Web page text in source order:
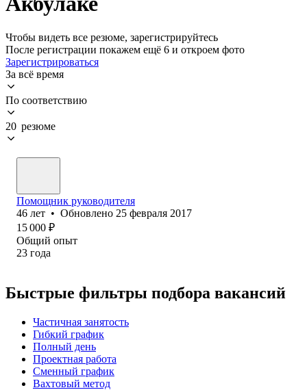
Чтобы видеть все резюме, зарегистрируйтесь
После регистрации покажем ещё 6 и откроем фото
Зарегистрироваться
За всё время
По соответствию
20 резюме
Помощник руководителя
46 лет • Обновлено 25 февраля 2017
15 000 ₽
Общий опыт
23 года
Быстрые фильтры подбора вакансий
Частичная занятость
Гибкий график
Полный день
Проектная работа
Сменный график
Вахтовый метод